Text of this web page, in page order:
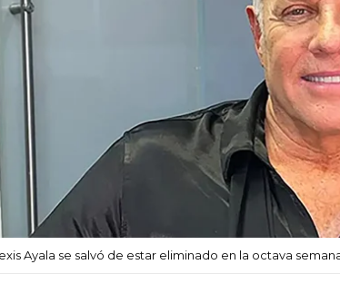
Ayala se salvó de estar eliminado en la octava